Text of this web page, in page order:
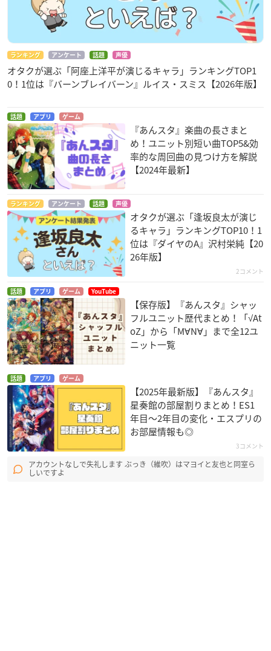
ランキング アンケート 話題 声優
オタクが選ぶ「阿座上洋平が演じるキャラ」ランキングTOP1
0！1位は『バーンブレイバーン』ルイス・スミス【2026年版】
話題 アプリ ゲーム
『あんスタ』楽曲の長さまと
め！ユニット別短い曲TOP5&効
率的な周回曲の見つけ方を解説
【2024年最新】
ランキング アンケート 話題 声優
オタクが選ぶ「逢坂良太が演じ
るキャラ」ランキングTOP10！1
位は『ダイヤのA』沢村栄純【20
26年版】
2コメント
話題 アプリ ゲーム YouTube
【保存版】『あんスタ』シャッ
フルユニット歴代まとめ！「√At
oZ」から「M∀N∀」まで全12ユ
ニット一覧
話題 アプリ ゲーム
【2025年最新版】『あんスタ』
星奏館の部屋割りまとめ！ES1
年目〜2年目の変化・エスプリの
お部屋情報も◎
3コメント
アカウントなしで失礼します ぶっき（維吹）はマヨイと友也と同室ら
しいですよ